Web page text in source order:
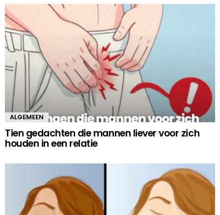
ALGEMEEN
Tien gedachten die mannen liever voor zich
houden in een relatie